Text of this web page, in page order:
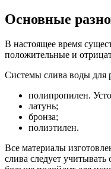
Основные
В настоящее время
положительные и
Системы слива воды для
полипропилен.
латунь;
бронза;
полиэтилен.
Все материалы
слива следует